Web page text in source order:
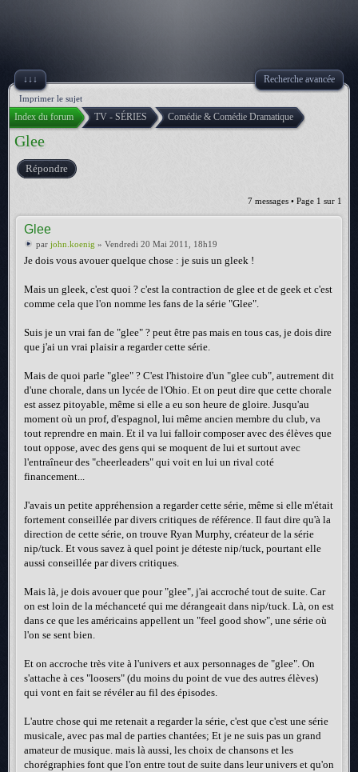
↓↓↓ Recherche avancée
Imprimer le sujet
Index du forum TV - SÉRIES Comédie & Comédie Dramatique
Glee
Répondre
7 messages • Page 1 sur 1
Glee
par john.koenig » Vendredi 20 Mai 2011, 18h19
Je dois vous avouer quelque chose : je suis un gleek !
Mais un gleek, c'est quoi ? c'est la contraction de glee et de geek et c'est
comme cela que l'on nomme les fans de la série "Glee".
Suis je un vrai fan de "glee" ? peut être pas mais en tous cas, je dois dire
que j'ai un vrai plaisir a regarder cette série.
Mais de quoi parle "glee" ? C'est l'histoire d'un "glee cub", autrement dit
d'une chorale, dans un lycée de l'Ohio. Et on peut dire que cette chorale
est assez pitoyable, même si elle a eu son heure de gloire. Jusqu'au
moment où un prof, d'espagnol, lui même ancien membre du club, va
tout reprendre en main. Et il va lui falloir composer avec des élèves que
tout oppose, avec des gens qui se moquent de lui et surtout avec
l'entraîneur des "cheerleaders" qui voit en lui un rival coté
financement...
J'avais un petite appréhension a regarder cette série, même si elle m'était
fortement conseillée par divers critiques de référence. Il faut dire qu'à la
direction de cette série, on trouve Ryan Murphy, créateur de la série
nip/tuck. Et vous savez à quel point je déteste nip/tuck, pourtant elle
aussi conseillée par divers critiques.
Mais là, je dois avouer que pour "glee", j'ai accroché tout de suite. Car
on est loin de la méchanceté qui me dérangeait dans nip/tuck. Là, on est
dans ce que les américains appellent un "feel good show", une série où
l'on se sent bien.
Et on accroche très vite à l'univers et aux personnages de "glee". On
s'attache à ces "loosers" (du moins du point de vue des autres élèves)
qui vont en fait se révéler au fil des épisodes.
L'autre chose qui me retenait a regarder la série, c'est que c'est une série
musicale, avec pas mal de parties chantées; Et je ne suis pas un grand
amateur de musique. mais là aussi, les choix de chansons et les
chorégraphies font que l'on entre tout de suite dans leur univers et qu'on